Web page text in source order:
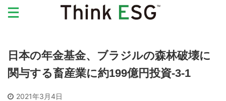
日本の年金基金、ブラジルの森林破壊に
関与する畜産業に約199億円投資-3-1
2021年3月4日